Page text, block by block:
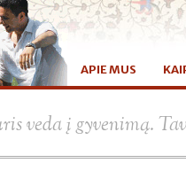
APIE MUS
veda į gyvenimą.